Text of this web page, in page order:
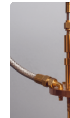
Messungen
vermutet,
Atomkern-
einem Team
internationaler
Der lange
gefunden.
Thorium